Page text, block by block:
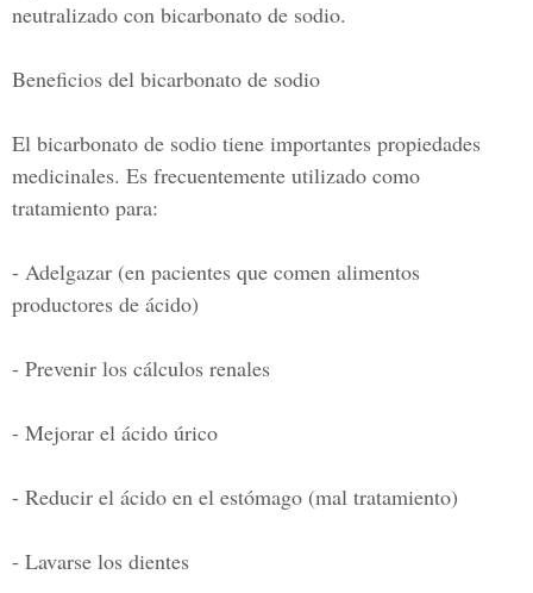
neutralizado con bicarbonato de sodio.
Beneficios del bicarbonato de sodio
El bicarbonato de sodio tiene importantes propiedades
medicinales. Es frecuentemente utilizado como
tratamiento para:
- Adelgazar (en pacientes que comen alimentos
productores de ácido)
- Prevenir los cálculos renales
- Mejorar el ácido úrico
- Reducir el ácido en el estómago (mal tratamiento)
- Lavarse los dientes